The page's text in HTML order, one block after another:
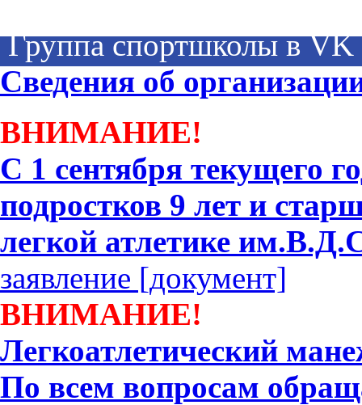
Группа спортшколы в VK
Сведения об
ВНИМАНИЕ!
С 1 сентября текущего
подростков 9 лет и
легкой атлетике
заявление [документ]
ВНИМАНИЕ!
Легкоатлетический
По всем вопросам